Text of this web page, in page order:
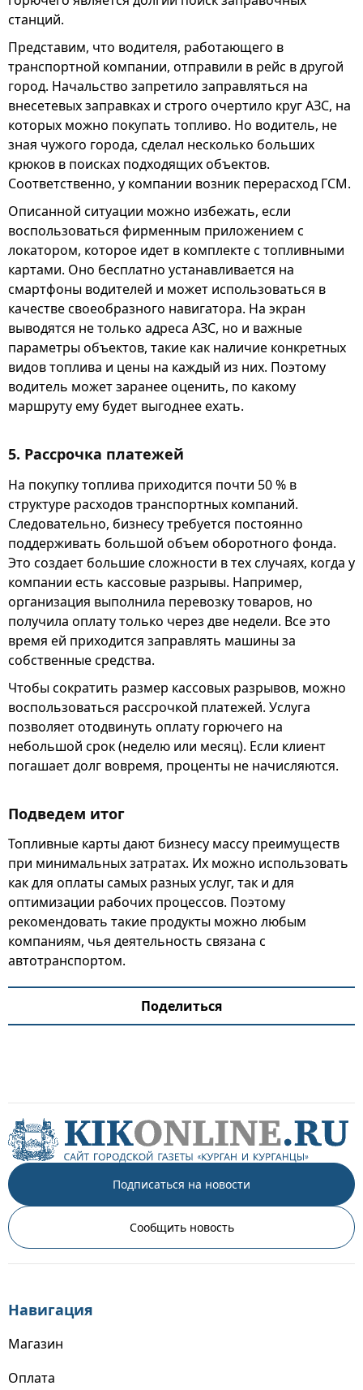
станций.
Представим, что водителя, работающего в
транспортной компании, отправили в рейс в другой
город. Начальство запретило заправляться на
внесетевых заправках и строго очертило круг АЗС, на
которых можно покупать топливо. Но водитель, не
зная чужого города, сделал несколько больших
крюков в поисках подходящих объектов.
Соответственно, у компании возник перерасход ГСМ.
Описанной ситуации можно избежать, если
воспользоваться фирменным приложением с
локатором, которое идет в комплекте с топливными
картами. Оно бесплатно устанавливается на
смартфоны водителей и может использоваться в
качестве своеобразного навигатора. На экран
выводятся не только адреса АЗС, но и важные
параметры объектов, такие как наличие конкретных
видов топлива и цены на каждый из них. Поэтому
водитель может заранее оценить, по какому
маршруту ему будет выгоднее ехать.
5. Рассрочка платежей
На покупку топлива приходится почти 50 % в
структуре расходов транспортных компаний.
Следовательно, бизнесу требуется постоянно
поддерживать большой объем оборотного фонда.
Это создает большие сложности в тех случаях, когда у
компании есть кассовые разрывы. Например,
организация выполнила перевозку товаров, но
получила оплату только через две недели. Все это
время ей приходится заправлять машины за
собственные средства.
Чтобы сократить размер кассовых разрывов, можно
воспользоваться рассрочкой платежей. Услуга
позволяет отодвинуть оплату горючего на
небольшой срок (неделю или месяц). Если клиент
погашает долг вовремя, проценты не начисляются.
Подведем итог
Топливные карты дают бизнесу массу преимуществ
при минимальных затратах. Их можно использовать
как для оплаты самых разных услуг, так и для
оптимизации рабочих процессов. Поэтому
рекомендовать такие продукты можно любым
компаниям, чья деятельность связана с
автотранспортом.
Поделиться
Подписаться на новости
Сообщить новость
Навигация
Магазин
Оплата